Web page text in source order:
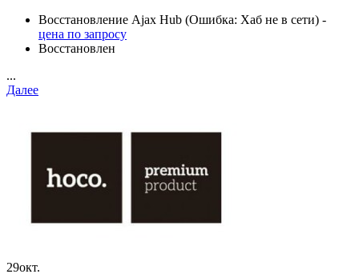
Восстановление Ajax Hub (Ошибка: Хаб не в сети) -
цена по запросу
Восстановлен
...
Далее
29окт.